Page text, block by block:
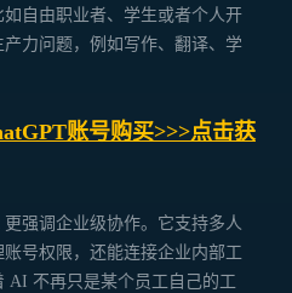
自由职业者、学生或者个人开
力问题，例如写作、翻译、学
账号购买>>>点击获
更强调企业级协作。它支持多人
号权限，还能连接企业内部工
AI 不再只是某个员工自己的工